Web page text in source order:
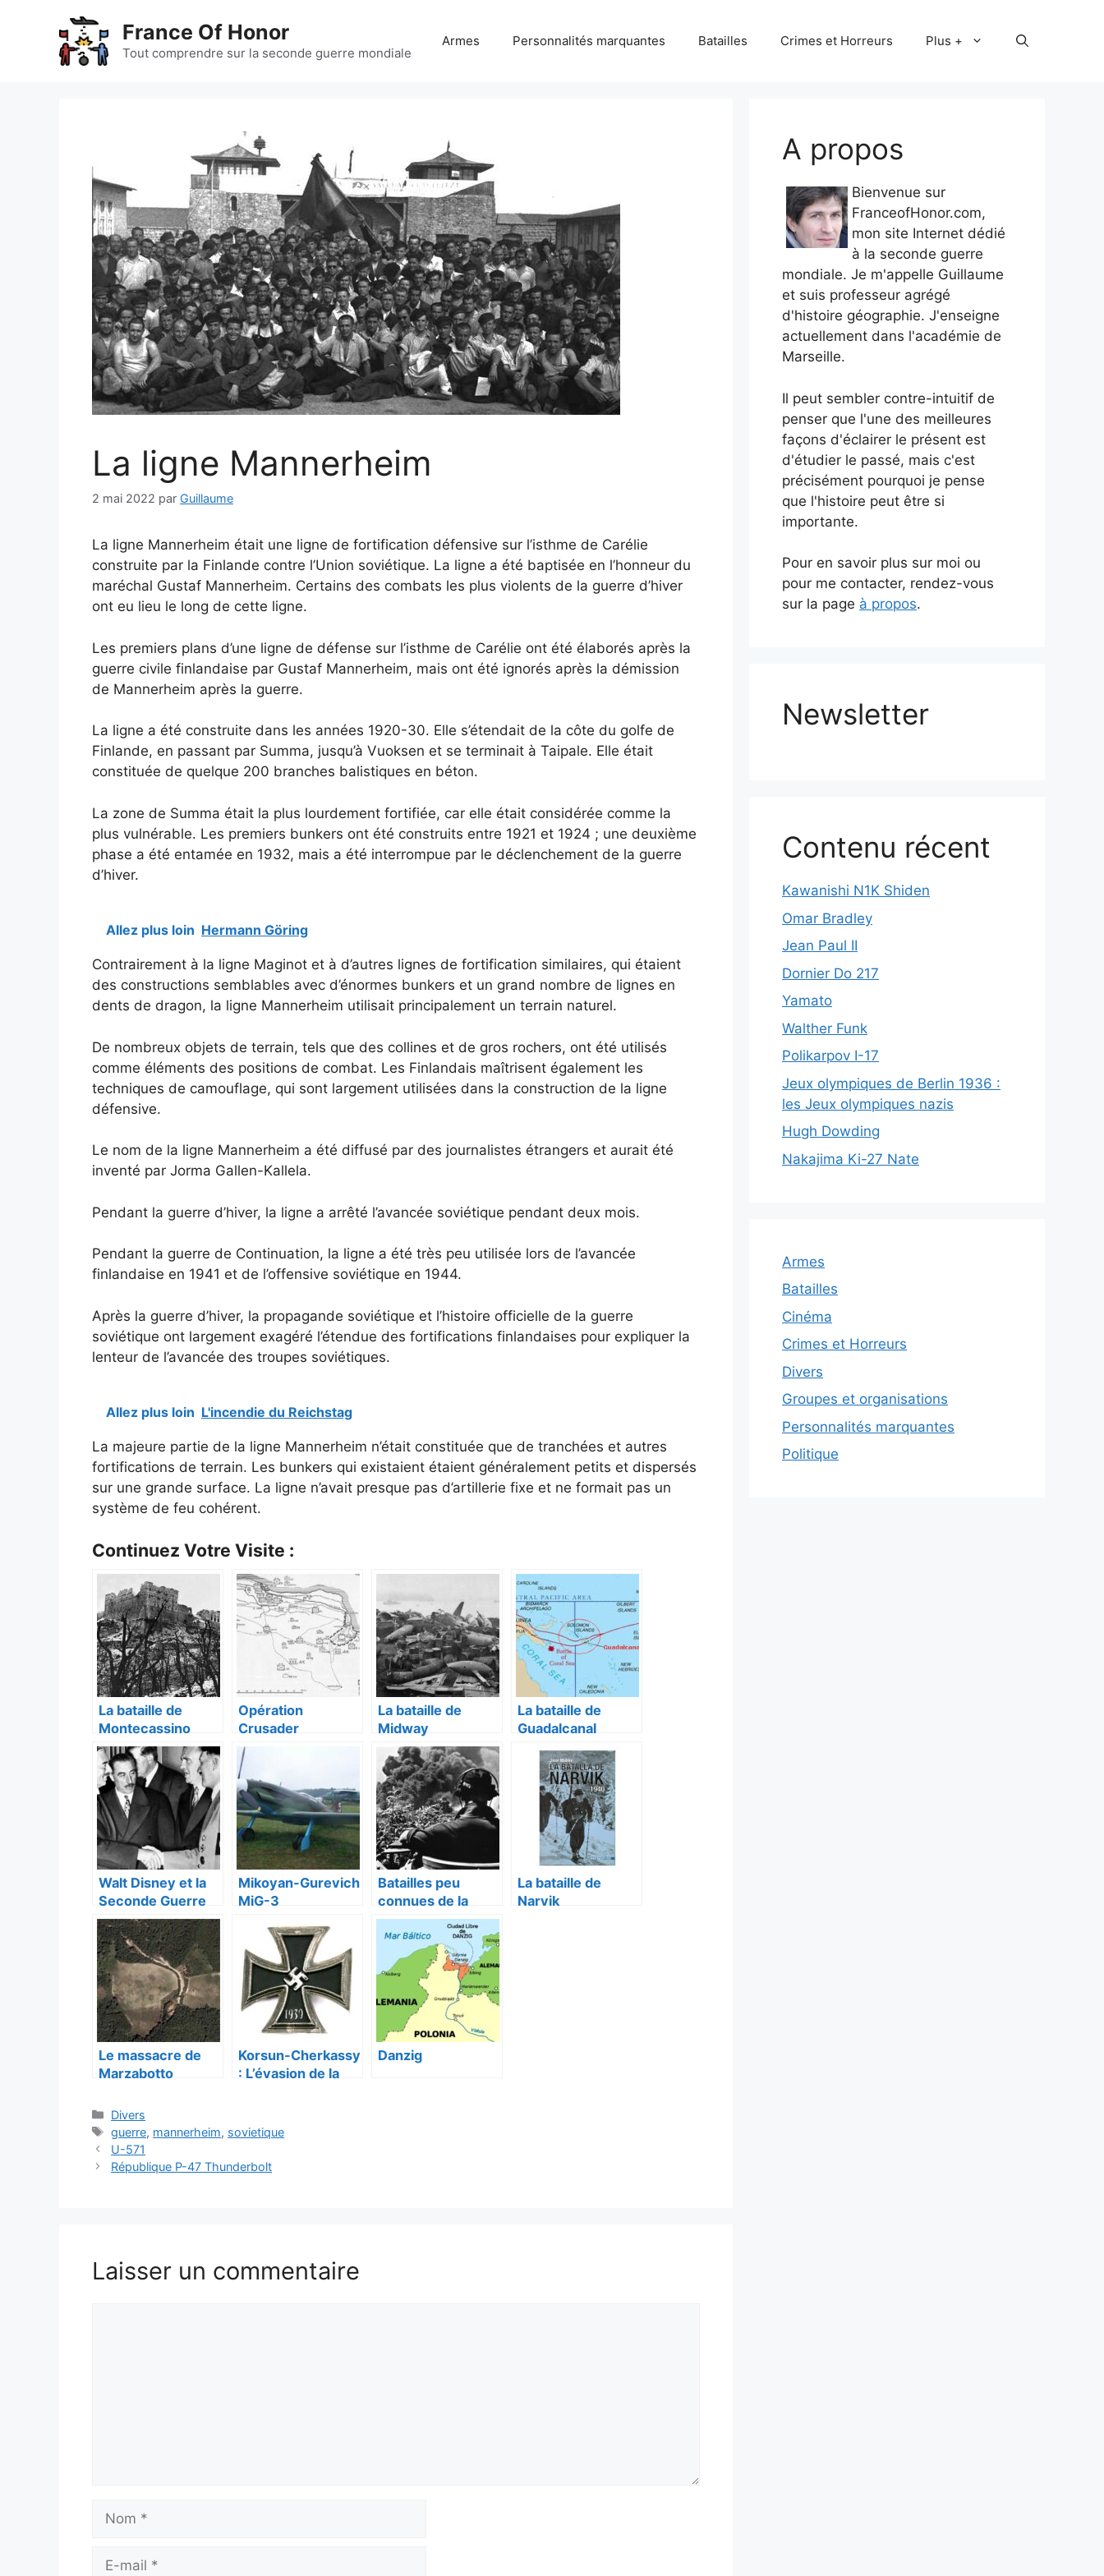
France Of Honor
Tout comprendre sur la seconde guerre mondiale
Armes Personnalités marquantes Batailles Crimes et Horreurs Plus +
La ligne Mannerheim
2 mai 2022 par Guillaume
La ligne Mannerheim était une ligne de fortification défensive sur l’isthme de Carélie
construite par la Finlande contre l’Union soviétique. La ligne a été baptisée en l’honneur du
maréchal Gustaf Mannerheim. Certains des combats les plus violents de la guerre d’hiver
ont eu lieu le long de cette ligne.
Les premiers plans d’une ligne de défense sur l’isthme de Carélie ont été élaborés après la
guerre civile finlandaise par Gustaf Mannerheim, mais ont été ignorés après la démission
de Mannerheim après la guerre.
La ligne a été construite dans les années 1920-30. Elle s’étendait de la côte du golfe de
Finlande, en passant par Summa, jusqu’à Vuoksen et se terminait à Taipale. Elle était
constituée de quelque 200 branches balistiques en béton.
La zone de Summa était la plus lourdement fortifiée, car elle était considérée comme la
plus vulnérable. Les premiers bunkers ont été construits entre 1921 et 1924 ; une deuxième
phase a été entamée en 1932, mais a été interrompue par le déclenchement de la guerre
d’hiver.
Allez plus loin Hermann Göring
Contrairement à la ligne Maginot et à d’autres lignes de fortification similaires, qui étaient
des constructions semblables avec d’énormes bunkers et un grand nombre de lignes en
dents de dragon, la ligne Mannerheim utilisait principalement un terrain naturel.
De nombreux objets de terrain, tels que des collines et de gros rochers, ont été utilisés
comme éléments des positions de combat. Les Finlandais maîtrisent également les
techniques de camouflage, qui sont largement utilisées dans la construction de la ligne
défensive.
Le nom de la ligne Mannerheim a été diffusé par des journalistes étrangers et aurait été
inventé par Jorma Gallen-Kallela.
Pendant la guerre d’hiver, la ligne a arrêté l’avancée soviétique pendant deux mois.
Pendant la guerre de Continuation, la ligne a été très peu utilisée lors de l’avancée
finlandaise en 1941 et de l’offensive soviétique en 1944.
Après la guerre d’hiver, la propagande soviétique et l’histoire officielle de la guerre
soviétique ont largement exagéré l’étendue des fortifications finlandaises pour expliquer la
lenteur de l’avancée des troupes soviétiques.
Allez plus loin L'incendie du Reichstag
La majeure partie de la ligne Mannerheim n’était constituée que de tranchées et autres
fortifications de terrain. Les bunkers qui existaient étaient généralement petits et dispersés
sur une grande surface. La ligne n’avait presque pas d’artillerie fixe et ne formait pas un
système de feu cohérent.
Continuez Votre Visite :
La bataille de
Montecassino
Opération
Crusader
La bataille de
Midway
La bataille de
Guadalcanal
Walt Disney et la
Seconde Guerre
mondiale
Mikoyan-Gurevich
MiG-3
Batailles peu
connues de la
Seconde Guerre
mondiale
La bataille de
Narvik
Le massacre de
Marzabotto
Korsun-Cherkassy
: L’évasion de la
Danzig
Catégories
Divers
Étiquettes
guerre, mannerheim, sovietique
U-571
République P-47 Thunderbolt
Laisser un commentaire
A propos
Bienvenue sur
FranceofHonor.com,
mon site Internet dédié
à la seconde guerre
mondiale. Je m'appelle Guillaume
et suis professeur agrégé
d'histoire géographie. J'enseigne
actuellement dans l'académie de
Marseille.
Il peut sembler contre-intuitif de
penser que l'une des meilleures
façons d'éclairer le présent est
d'étudier le passé, mais c'est
précisément pourquoi je pense
que l'histoire peut être si
importante.
Pour en savoir plus sur moi ou
pour me contacter, rendez-vous
sur la page à propos.
Newsletter
Contenu récent
Kawanishi N1K Shiden
Omar Bradley
Jean Paul II
Dornier Do 217
Yamato
Walther Funk
Polikarpov I-17
Jeux olympiques de Berlin 1936 :
les Jeux olympiques nazis
Hugh Dowding
Nakajima Ki-27 Nate
Armes
Batailles
Cinéma
Crimes et Horreurs
Divers
Groupes et organisations
Personnalités marquantes
Politique